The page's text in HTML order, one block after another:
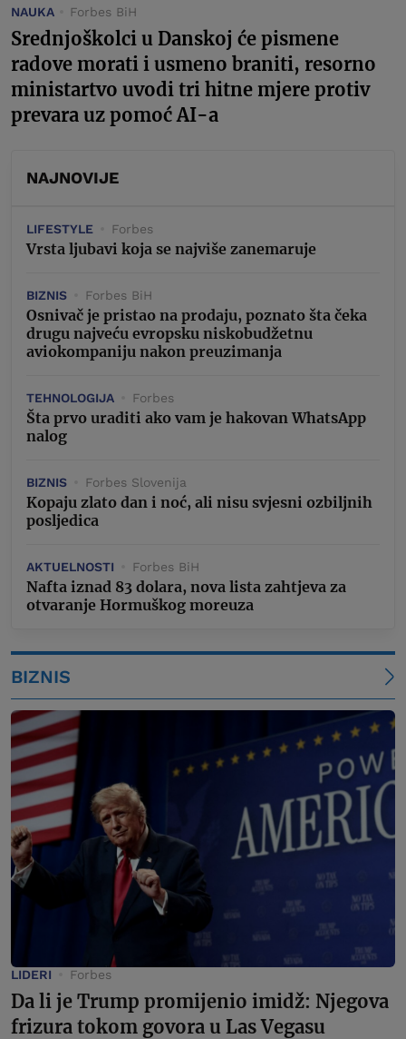
NAUKA Forbes BiH
Srednjoškolci u Danskoj će pismene
radove morati i usmeno braniti, resorno
ministartvo uvodi tri hitne mjere protiv
prevara uz pomoć AI-a
NAJNOVIJE
LIFESTYLE Forbes
Vrsta ljubavi koja se najviše zanemaruje
BIZNIS Forbes BiH
Osnivač je pristao na prodaju, poznato šta čeka
drugu najveću evropsku niskobudžetnu
aviokompaniju nakon preuzimanja
TEHNOLOGIJA Forbes
Šta prvo uraditi ako vam je hakovan WhatsApp
nalog
BIZNIS Forbes Slovenija
Kopaju zlato dan i noć, ali nisu svjesni ozbiljnih
posljedica
AKTUELNOSTI Forbes BiH
Nafta iznad 83 dolara, nova lista zahtjeva za
otvaranje Hormuškog moreuza
BIZNIS
LIDERI Forbes
Da li je Trump promijenio imidž: Njegova
frizura tokom govora u Las Vegasu